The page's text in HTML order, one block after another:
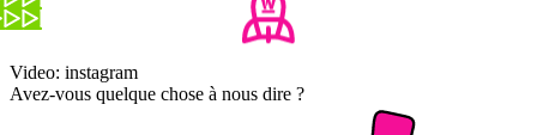
Video: instagram
Avez-vous quelque chose à nous dire ?